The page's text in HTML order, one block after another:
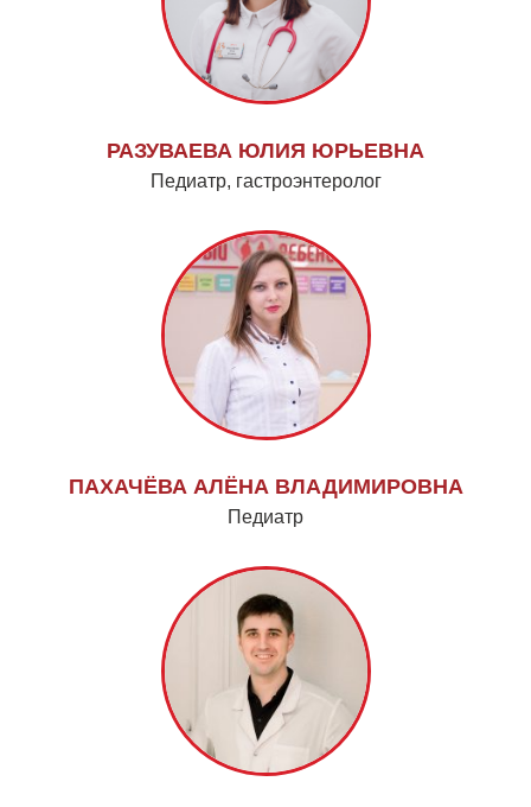
РАЗУВАЕВА ЮЛИЯ ЮРЬЕВНА
Педиатр, гастроэнтеролог
ПАХАЧЁВА АЛЁНА ВЛАДИМИРОВНА
Педиатр